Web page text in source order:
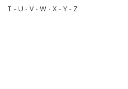
T - U - V- W - X - Y - Z